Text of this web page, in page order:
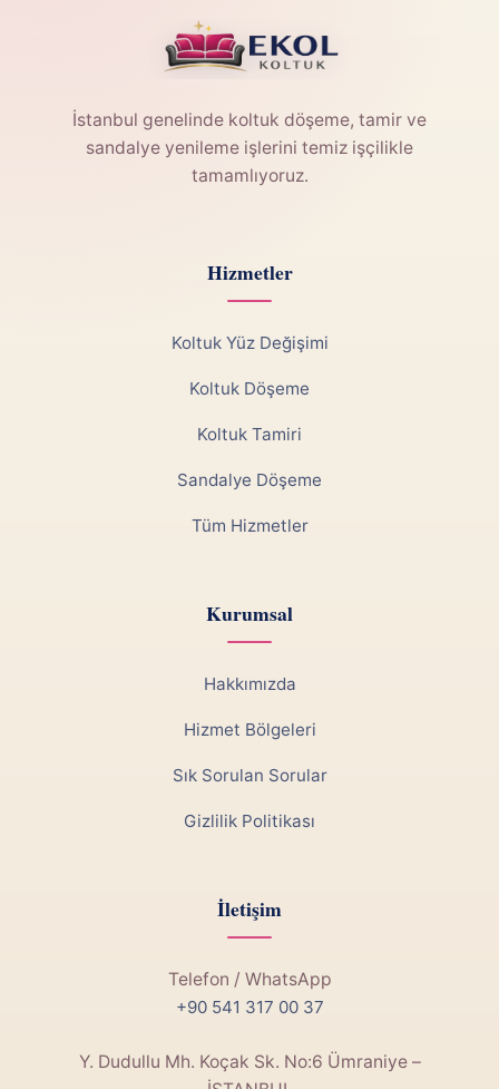
İstanbul genelinde koltuk döşeme, tamir ve
sandalye yenileme işlerini temiz işçilikle
tamamlıyoruz.
Hizmetler
Koltuk Yüz Değişimi
Koltuk Döşeme
Koltuk Tamiri
Sandalye Döşeme
Tüm Hizmetler
Kurumsal
Hakkımızda
Hizmet Bölgeleri
Sık Sorulan Sorular
Gizlilik Politikası
İletişim
Telefon / WhatsApp
+90 541 317 00 37
Y. Dudullu Mh. Koçak Sk. No:6 Ümraniye –